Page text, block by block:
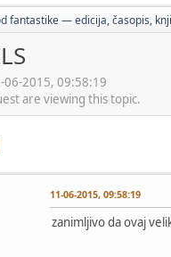
fantastike — edicija, časopis,
06-2015, 09:58:19
are viewing this topic.
11-06-2015, 09:58:19
zanimljivo da ovaj